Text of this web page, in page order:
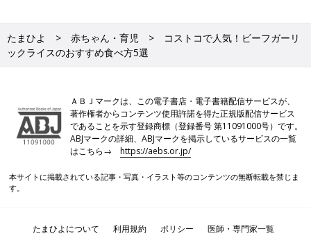
たまひよ 赤ちゃん・育児
コストコで人気！ビーフガーリ
ックライスのおすすめ食べ方5選
ＡＢＪマークは、この電子書店・電子書籍配信サービスが、
著作権者からコンテンツ使用許諾を得た正規版配信サービス
であることを示す登録商標（登録番号 第11091000号）です。
ABJマークの詳細、ABJマークを掲示しているサービスの一覧
はこちら→https://aebs.or.jp/
本サイトに掲載されている記事・写真・イラスト等のコンテンツの無断転載を禁じま
す。
たまひよについて 利用規約 ポリシー 医師・専門家一覧